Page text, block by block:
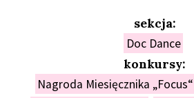
sekcja:
Doc Dance
konkursy:
Nagroda Miesięcznika